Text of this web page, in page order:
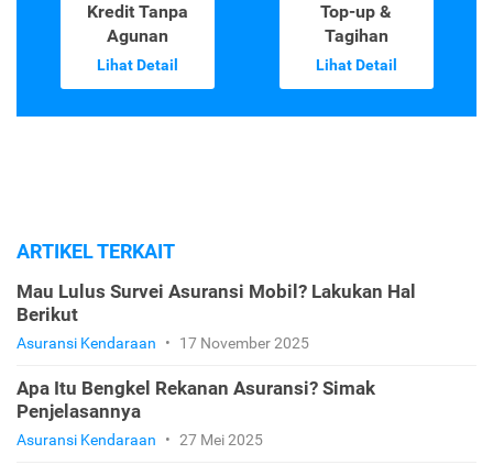
Kredit Tanpa
Agunan
Lihat Detail
Top-up &
Tagihan
Lihat Detail
ARTIKEL TERKAIT
Mau Lulus Survei Asuransi Mobil? Lakukan Hal
Berikut
Asuransi Kendaraan • 17 November 2025
Apa Itu Bengkel Rekanan Asuransi? Simak
Penjelasannya
Asuransi Kendaraan • 27 Mei 2025